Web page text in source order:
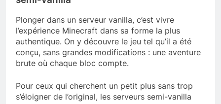
Plonger dans un serveur vanilla, c’est vivre
l’expérience Minecraft dans sa forme la plus
authentique. On y découvre le jeu tel qu’il a été
conçu, sans grandes modifications : une aventure
brute où chaque bloc compte.
Pour ceux qui cherchent un petit plus sans trop
s’éloigner de l’original, les serveurs semi-vanilla